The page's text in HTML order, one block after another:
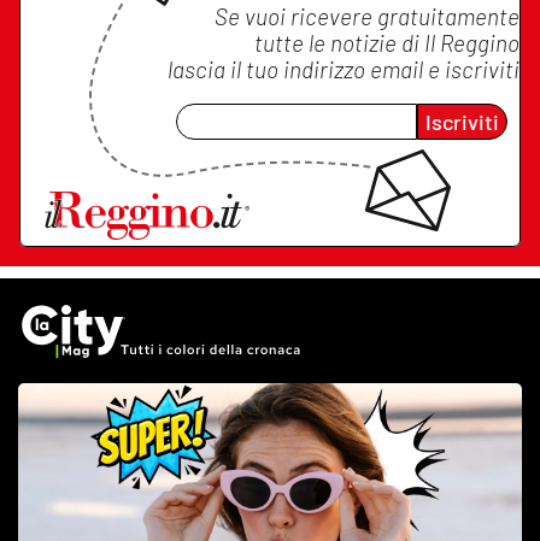
Se vuoi ricevere gratuitamente
tutte le notizie di Il Reggino
lascia il tuo indirizzo email e iscriviti
Iscriviti